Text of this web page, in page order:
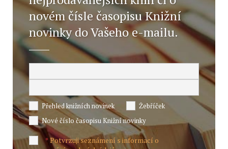
novém čísle časopisu Knižní
novinky do Vašeho e-mailu.
Přehled knižních novinek
Žebříček
Nové číslo časopisu Knižní novinky
*Potvrzuji seznámení s informací o